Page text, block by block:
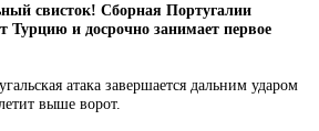
свисток! Сборная Португалии
Турцию и досрочно занимает первое
атака завершается дальним ударом
выше ворот.